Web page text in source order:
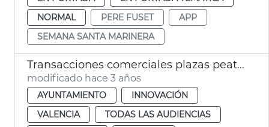
NORMAL
PERE FUSET
APP
SEMANA SANTA MARINERA
Transacciones comerciales plazas peatonales Ciutat Vella
modificado hace 3 años
AYUNTAMIENTO
INNOVACIÓN
VALENCIA
TODAS LAS AUDIENCIAS